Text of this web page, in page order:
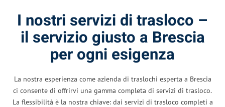
I nostri servizi di trasloco –
il servizio giusto a Brescia
per ogni esigenza
La nostra esperienza come azienda di traslochi esperta a Brescia
ci consente di offrirvi una gamma completa di servizi di trasloco.
La flessibilità è la nostra chiave: dai servizi di trasloco completi a